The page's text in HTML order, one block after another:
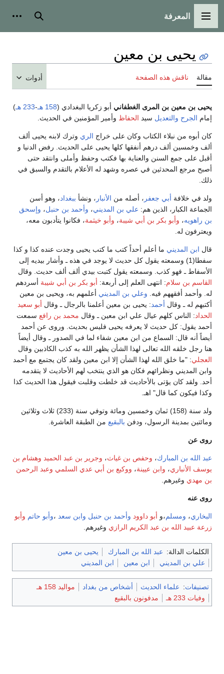
القائمة الرئيسية
المعرفة بحث
يحيى بن معين
مقالة ناقش هذه الصفحة أدوات
يحيى بن معين بن المرى الغطفاني أبو زكريا البغدادي (158 هـ -233 هـ
)
إمام الجرح والتعديل سيد الحفاظ وأمير المؤمنين في الحديث.
كان أبوه من نبلاء الكتاب وكان على خراج الري وترك لابنه يحيى ألف
ألف وخمسين ألف درهم أنفقها كلها يحيى على الحديث. رفض الدنيا و
أقبل على جمع السنن والعناية بها فكتب وحفظ وأملى وانتقد حتى
أصبح مرجع المحدثين في عصره وشهد له الأعلام بالتقدم والسبق في
ذلك.
ولد في خلافة أبي جعفر ، أصله من الأنبار ، ونشأ ببغداد، وهو أسن
الجماعة الكبار، الذين هم: علي بن المديني، وأحمد بن حنبل، وإسحق
بن راهويه، وأبو بكر بن أبي شيبة، وأبو خيثمة، فكانوا يتأدبون معه،
ويعترفون له.
قال ابن المديني ما أعلم أحداً كتب ما كتب يحيى وجدت عنده كذا و كذا
سفطا(1) وسمعته يقول كل حديث لا يوجد في هذه ـ وأشار بيديه إلى
الأسفاط ـ فهو كذب. وسمعته يقول كتبت بيدي ألف ألف حديث. وقال
القاسم بن سلام: انتهى العلم إلى أربعة: أبو بكر بن أبي شيبة أسردهم
له. وأحمد أفقههم فيه. وعلي بن المديني أعلمهم به، ويحيى بن معين
أكتبهم له ـ وقال أحمد: يحيى بن معين أعلمنا بالرجال ـ وقال أبو سعيد
الحداد: الناس كلهم عيال علي ابن معين ـ وقال محمد بن رافع سمعت
أحمد يقول: كل حديث لا يعرفه يحيى فليس بحديث. وروى عن أحمد
أيضاً أنه قال: السماع من ابن معين شفاء لما في الصدور ـ وقال أيضاً
هنا رجل خلقه الله تعالى لهذا الشأن يظهر الله به كذب الكاذبين وقال
العجلي: "ما خلق الله لهذا الشأن إلا ابن معين ولقد كان يجتمع مع أحمد
وابن المديني ونظرائهم فكان هو الذي ينتخب لهم الأحاديث لا يتقدمه
أحد. ولقد كان يؤتى بالأحاديث قد خلطت وقلبت فيقول هذا الحديث كذا
وكذا فيكون كما قال" اهـ.
ولد سنة (158) ثمان وخمسين ومائة وتوفي سنة (233) ثلاث وثلاثين
ومائتين بمدينة الرسول، ودفن بالبقيع من الطبقة العاشرة.
روى عن
عبد الله بن المبارك، وحفص بن غياث، وجرير بن عبد الحميد وهشام بن
يوسف الأنباري، وابن عيينة، ووكيع بن أبي عدي السلمي وعبد الرحمن
بن مهدي وغيرهم.
روى عنه
البخاري، ومسلم،و أبو داوود وأحمد بن حنبل وابن سعد ،وأبو حاتم وأبو
زرعة عبيد الله بن عبد الكريم الرازي وغيرهم.
الكلمات الدالة: عبد الله بن المبارك
يحيى بن معين
علي بن المديني
ابن معين ابن المديني
تصنيفات: علماء الحديث أشخاص من بغداد
مواليد 158 هـ
وفيات 233 هـ
مدفونون بالبقيع